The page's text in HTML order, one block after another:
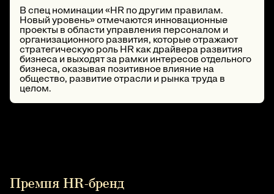
В спец номинации «HR по другим правилам.
Новый уровень» отмечаются инновационные
проекты в области управления персоналом и
организационного развития, которые отражают
стратегическую роль HR как драйвера развития
бизнеса и выходят за рамки интересов отдельного
бизнеса, оказывая позитивное влияние на
общество, развитие отрасли и рынка труда в
целом.
Премия HR-бренд